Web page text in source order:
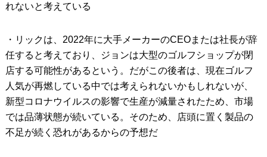
れないと考えている
・リックは、2022年に大手メーカーのCEOまたは社長が辞
任すると考えており、ジョンは大型のゴルフショップが閉
店する可能性があるという。だがこの後者は、現在ゴルフ
人気が再燃している中では考えられないかもしれないが、
新型コロナウイルスの影響で生産が減量されたため、市場
では品薄状態が続いている。そのため、店頭に置く製品の
不足が続く恐れがあるからの予想だ